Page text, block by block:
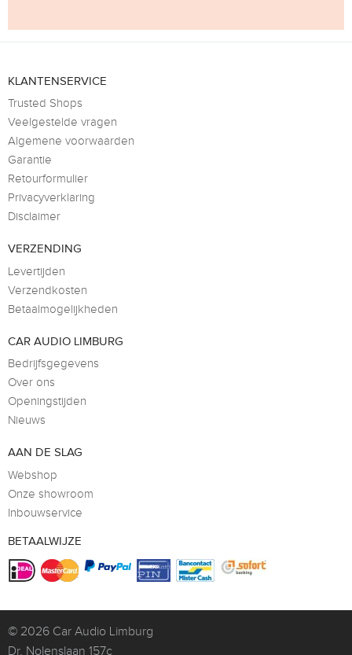
KLANTENSERVICE
Trusted Shops
Veelgestelde vragen
Algemene voorwaarden
Garantie
Retourformulier
Privacyverklaring
Disclaimer
VERZENDING
Levertijden
Verzendkosten
Betaalmogelijkheden
CAR AUDIO LIMBURG
Bedrijfsgegevens
Over ons
Openingstijden
Nieuws
AAN DE SLAG
Webshop
Onze showroom
Inbouwservice
BETAALWIJZE
© 2026 Car Audio Limburg
Dr. Nolenslaan 157c